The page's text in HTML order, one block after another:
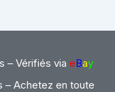
– Vérifiés via eBay
– Achetez en toute